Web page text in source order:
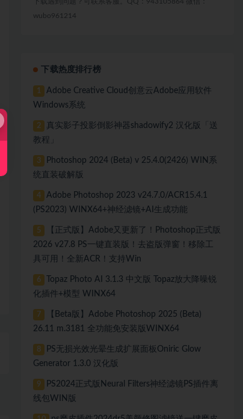
wubo961214
下载热度排行榜
1
Adobe Creative Cloud创意云Adobe应用软件
Windows系统
2
真实影子投影倒影神器shadowify2 汉化版「送
教程」
3
Photoshop 2024 (Beta) v 25.4.0(2426) WIN系
统直装破解版
4
Adobe Photoshop 2023 v24.7.0/ACR15.4.1
(PS2023) WINX64+神经滤镜+AI生成功能
5
【正式版】Adobe又更新了！Photoshop正式版
2026 v27.8 PS一键直装版！去盗版弹窗！移除工
具可用！全新ACR！支持Win
6
Topaz Photo AI 3.1.3 中文版 Topaz放大降噪锐
化插件+模型 WINX64
7
【Beta版】Adobe Photoshop 2025 (Beta)
26.11 m.3181 全功能免安装版WINX64
8
PS无损光效光晕生成扩展面板Oniric Glow
Generator 1.3.0 汉化版
9
PS2024正式版Neural Filters神经滤镜PS插件离
线包WIN版